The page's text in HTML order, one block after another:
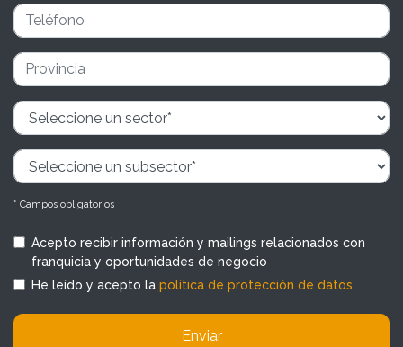
* Campos obligatorios
Acepto recibir información y mailings relacionados con
franquicia y oportunidades de negocio
He leído y acepto la política de protección de datos
Enviar